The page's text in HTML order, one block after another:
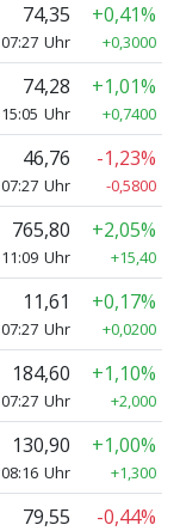
74,35
07:27 Uhr
+0,41%
+0,3000
74,28
15:05 Uhr
+1,01%
+0,7400
46,76
07:27 Uhr
-1,23%
-0,5800
765,80
11:09 Uhr
+2,05%
+15,40
11,61
07:27 Uhr
+0,17%
+0,0200
184,60
07:27 Uhr
+1,10%
+2,000
130,90
08:16 Uhr
+1,00%
+1,300
79,55 -0,44%